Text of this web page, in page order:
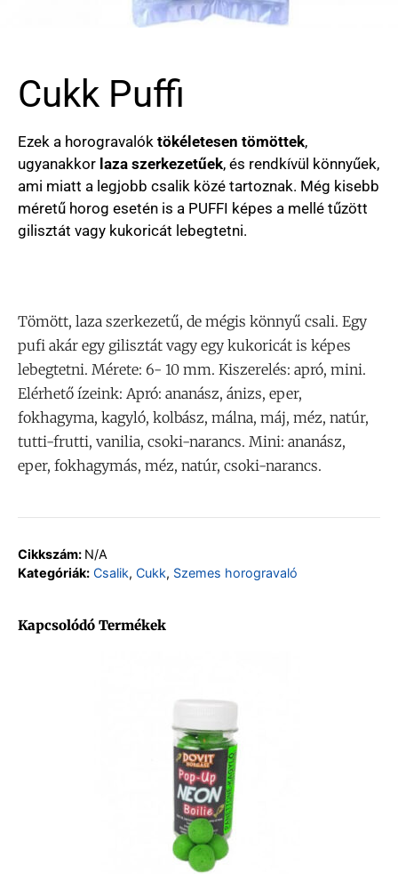
Cukk Puffi
Ezek a horogravalók tökéletesen tömöttek,
ugyanakkor laza szerkezetűek, és rendkívül könnyűek,
ami miatt a legjobb csalik közé tartoznak. Még kisebb
méretű horog esetén is a PUFFI képes a mellé tűzött
gilisztát vagy kukoricát lebegtetni.
Tömött, laza szerkezetű, de mégis könnyű csali. Egy
pufi akár egy gilisztát vagy egy kukoricát is képes
lebegtetni. Mérete: 6- 10 mm. Kiszerelés: apró, mini.
Elérhető ízeink: Apró: ananász, ánizs, eper,
fokhagyma, kagyló, kolbász, málna, máj, méz, natúr,
tutti-frutti, vanilia, csoki-narancs. Mini: ananász,
eper, fokhagymás, méz, natúr, csoki-narancs.
Cikkszám: N/A
Kategóriák: Csalik, Cukk, Szemes horogravaló
Kapcsolódó Termékek